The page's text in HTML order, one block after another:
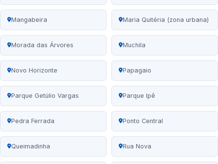
Mangabeira Maria Quitéria (zona urbana)
Morada das Árvores Muchila
Novo Horizonte Papagaio
Parque Getúlio Vargas Parque Ipê
Pedra Ferrada Ponto Central
Queimadinha Rua Nova